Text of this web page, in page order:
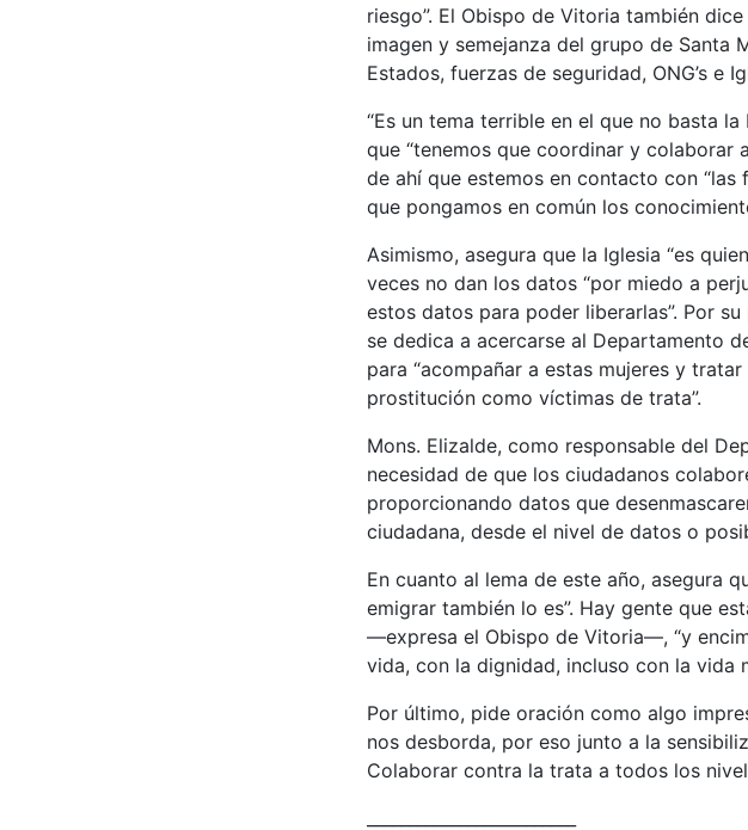
riesgo”. El Obispo de Vitoria también
imagen y semejanza del grupo de Santa
Estados, fuerzas de seguridad, ONG’s e
“Es un tema terrible en el que no basta
que “tenemos que coordinar y colaborar
de ahí que estemos en contacto con
que pongamos en común los
Asimismo, asegura que la Iglesia “es
veces no dan los datos “por miedo a
estos datos para poder liberarlas”. Por
se dedica a acercarse al Departamento
para “acompañar a estas mujeres y
prostitución como víctimas de trata”.
Mons. Elizalde, como responsable del
necesidad de que los ciudadanos
proporcionando datos que
ciudadana, desde el nivel de datos o
En cuanto al lema de este año, asegura
emigrar también lo es”. Hay gente que
—expresa el Obispo de Vitoria—, “y
vida, con la dignidad, incluso con la vida
Por último, pide oración como algo
nos desborda, por eso junto a la
Colaborar contra la trata a todos los